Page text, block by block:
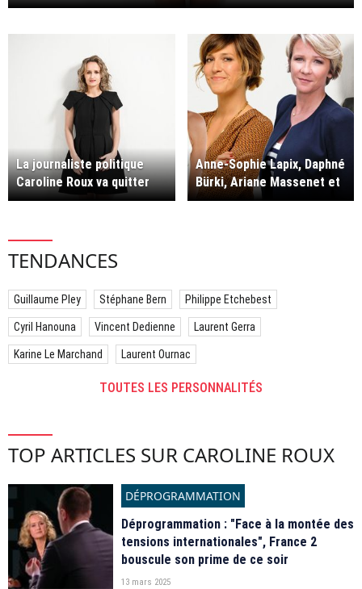
La journaliste politique
Caroline Roux va quitter
Canal+ pour Europe 1.
Anne-Sophie Lapix, Daphné
Bürki, Ariane Massenet et
Caroline Roux.
TENDANCES
Guillaume Pley Stéphane Bern Philippe Etchebest
Cyril Hanouna Vincent Dedienne Laurent Gerra
Karine Le Marchand Laurent Ournac
TOUTES LES PERSONNALITÉS
TOP ARTICLES SUR CAROLINE ROUX
DÉPROGRAMMATION
Déprogrammation : "Face à la montée des
tensions internationales", France 2
bouscule son prime de ce soir
13 mars 2025